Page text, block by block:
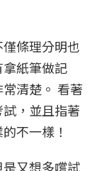
條理分明也
紙筆做記
清楚。 看著
，並且指著
不一樣！
又想多嚐試